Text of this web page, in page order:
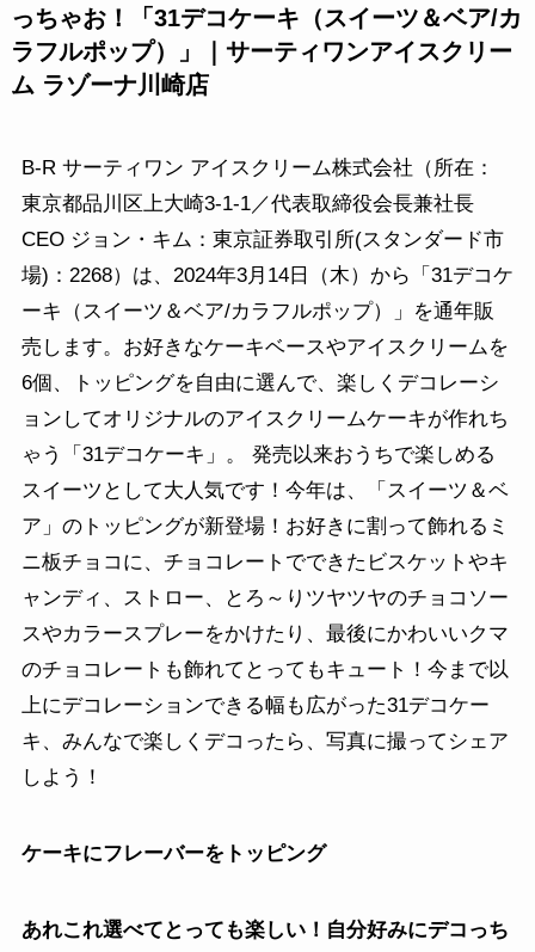
っちゃお！「31デコケーキ（スイーツ＆ベア/カ
ラフルポップ）」｜サーティワンアイスクリー
ム ラゾーナ川崎店
B‐R サーティワン アイスクリーム株式会社（所在：
東京都品川区上大崎3-1-1／代表取締役会長兼社長
CEO ジョン・キム：東京証券取引所(スタンダード市
場)：2268）は、2024年3月14日（木）から「31デコケ
ーキ（スイーツ＆ベア/カラフルポップ）」を通年販
売します。お好きなケーキベースやアイスクリームを
6個、トッピングを自由に選んで、楽しくデコレーシ
ョンしてオリジナルのアイスクリームケーキが作れち
ゃう「31デコケーキ」。 発売以来おうちで楽しめる
スイーツとして大人気です！今年は、「スイーツ＆ベ
ア」のトッピングが新登場！お好きに割って飾れるミ
ニ板チョコに、チョコレートでできたビスケットやキ
ャンディ、ストロー、とろ～りツヤツヤのチョコソー
スやカラースプレーをかけたり、最後にかわいいクマ
のチョコレートも飾れてとってもキュート！今まで以
上にデコレーションできる幅も広がった31デコケー
キ、みんなで楽しくデコったら、写真に撮ってシェア
しよう！
ケーキにフレーバーをトッピング
あれこれ選べてとっても楽しい！自分好みにデコっち